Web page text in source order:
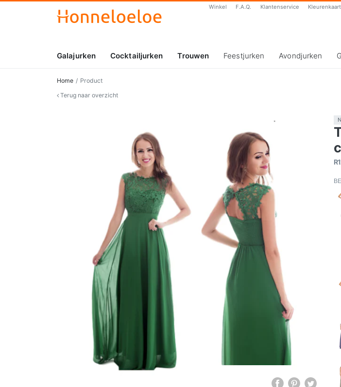
Winkel F.A.Q. Klantenservice Kleurenkaart
Galajurken Cocktailjurken Trouwen Feestjurken Avondjurken
Home
Product
Terug naar overzicht